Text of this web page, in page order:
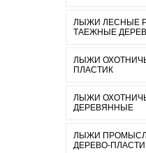
ЛЫЖИ ЛЕСНЫЕ
ТАЕЖНЫЕ
ЛЫЖИ
ПЛАСТИК
ЛЫЖИ
ДЕРЕВЯННЫЕ
ЛЫЖИ
ДЕРЕВО-